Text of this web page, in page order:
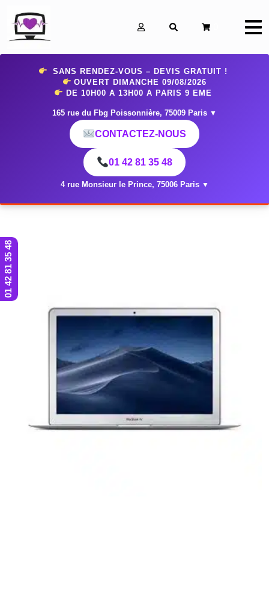
SANS RENDEZ-VOUS – DEVIS GRATUIT !
OUVERT DIMANCHE 09/08/2026
DE 10H00 A 13H00 A PARIS 9 EME
165 rue du Fbg Poissonnière, 75009 Paris ▼
CONTACTEZ-NOUS
01 42 81 35 48
4 rue Monsieur le Prince, 75006 Paris ▼
01 42 81 35 48